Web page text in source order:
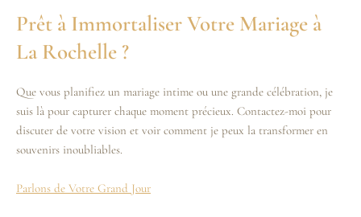
Prêt à Immortaliser Votre Mariage à
La Rochelle ?
Que vous planifiez un mariage intime ou une grande célébration, je
suis là pour capturer chaque moment précieux. Contactez-moi pour
discuter de votre vision et voir comment je peux la transformer en
souvenirs inoubliables.
Parlons de Votre Grand Jour